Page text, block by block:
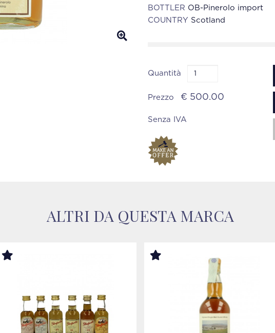
BOTTLER OB-Pinerolo import
COUNTRY Scotland
Quantità
Prezzo € 500.00
Senza IVA
ALTRI DA QUESTA MARCA